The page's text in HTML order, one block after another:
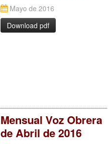
Mayo de 2016
Download pdf
Mensual Voz Obrera
de Abril de 2016